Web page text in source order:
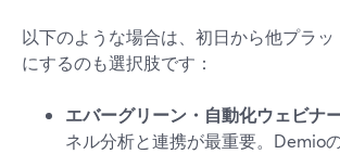
以下のような場合は、初日から他プラ
にするのも選択肢です：
エバーグリーン・自動化ウェビナ
ネル分析と連携が最重要。Demio